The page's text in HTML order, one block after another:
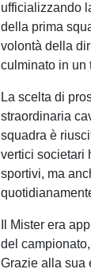
ufficializzando
della prima
volontà della
culminato in un
La scelta di
straordinaria
squadra è
vertici societari
sportivi, ma
Il Mister era
del
Grazie alla sua